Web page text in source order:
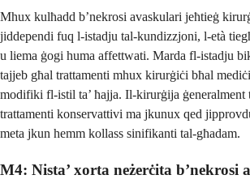
Mhux kulħadd b’nekrosi avaskulari jeħtieġ
jiddependi fuq l-istadju tal-kundizzjoni, l-età
u liema ġogi huma affettwati. Marda fl-istadju
tajjeb għal trattamenti mhux kirurġiċi bħal
modifiki fl-istil ta’ ħajja. Il-kirurġija ġeneralment
trattamenti konservattivi ma jkunux qed
meta jkun hemm kollass sinifikanti tal-għadam.
M4: Nista’ xorta neżerċita b’nekrosi